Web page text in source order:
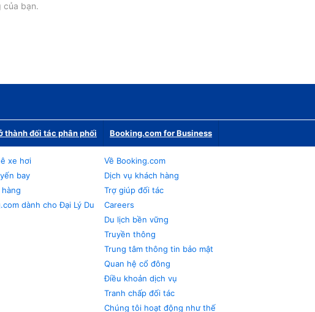
của bạn.
thành đối tác phân phối Booking.com for Business
xe hơi
bay
dành cho Đại Lý Du
Về Booking.com
Dịch vụ khách hàng
Trợ giúp đối tác
Careers
Du lịch bền vững
Truyền thông
Trung tâm thông tin bảo mật
Quan hệ cổ đông
Điều khoản dịch vụ
Tranh chấp đối tác
Chúng tôi hoạt động như thế